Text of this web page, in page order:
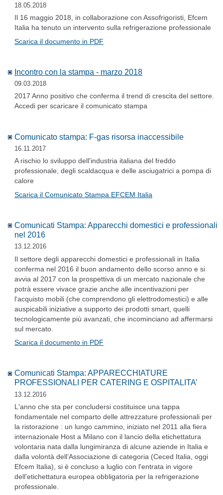
18.05.2018
Il 16 maggio 2018, in collaborazione con Assofrigoristi, Efcem
Italia ha tenuto un intervento sulla refrigerazione professionale
Scarica il documento in PDF
Incontro con la stampa - marzo 2018
09.03.2018
2017 Anno positivo che conferma il trend di crescita del settore.
Accedi per scaricare il comunicato stampa
Comunicato stampa: F-gas risorsa inaccessibile
16.11.2017
A rischio lo sviluppo dell'industria italiana del freddo
professionale, degli scaldacqua e delle asciugatrici a pompa di
calore
Scarica il Comunicato Stampa EFCEM Italia
Comunicati Stampa: Apparecchi domestici e professionali
nel 2016
13.12.2016
Il settore degli apparecchi domestici e professionali in Italia
conferma nel 2016 il buon andamento dello scorso anno e si
avvia al 2017 con la prospettiva di un mercato nazionale che
potrà essere vivace grazie anche alle incentivazioni per
l‘acquisto mobili (che comprendono gli elettrodomestici) e alle
auspicabili iniziative a supporto dei prodotti smart, quelli
tecnologicamente più avanzati, che incominciano ad affermarsi
sul mercato.
Scarica il documento in PDF
Comunicati Stampa: APPARECCHIATURE
PROFESSIONALI PER CATERING E OSPITALITA’
13.12.2016
L'anno che sta per concludersi costituisce una tappa
fondamentale nel comparto delle attrezzature professionali per
la ristorazione : un lungo cammino, iniziato nel 2011 alla fiera
internazionale Host a Milano con il lancio della etichettatura
volontaria nata dalla lungimiranza di alcune aziende in Italia e
dalla volontà dell’Associazione di categoria (Ceced Italia, oggi
Efcem Italia), si è concluso a luglio con l'entrata in vigore
dell'etichettatura europea obbligatoria per la refrigerazione
professionale.